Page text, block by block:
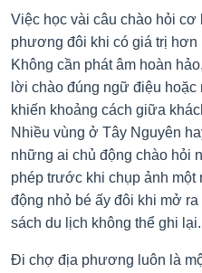
Việc học vài câu chào hỏi
phương đôi khi có giá trị hơn
Không cần phát âm hoàn
lời chào đúng ngữ điệu
khiến khoảng cách giữa
Nhiều vùng ở Tây Nguyên
những ai chủ động chào hỏi
phép trước khi chụp ảnh một
động nhỏ bé ấy đôi khi mở
sách du lịch không thể ghi lại.
Đi chợ địa phương luôn là